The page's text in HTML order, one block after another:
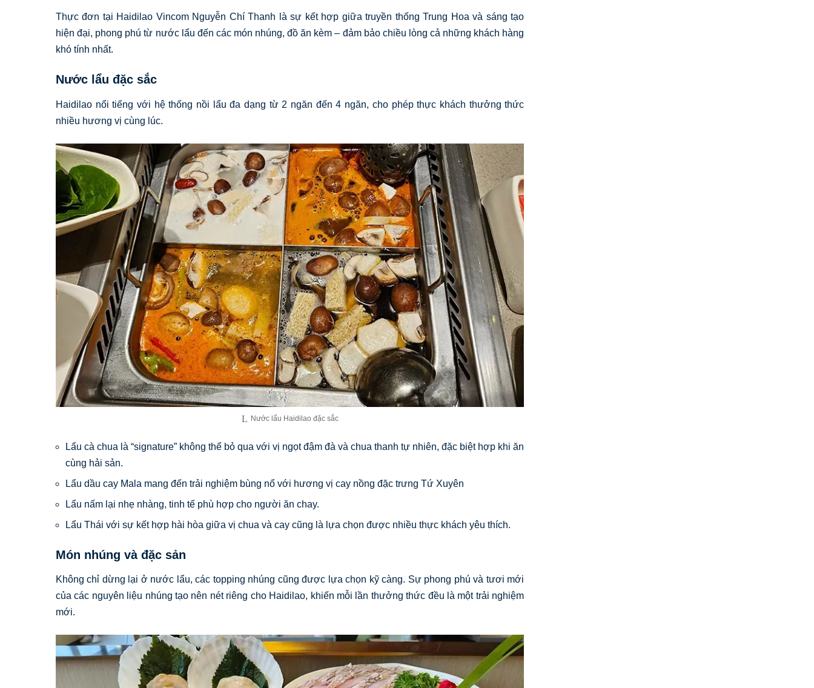
Thực đơn tại Haidilao Vincom Nguyễn Chí Thanh là sự kết hợp giữa truyền thống Trung Hoa và sáng tạo
hiện đại, phong phú từ nước lẩu đến các món nhúng, đồ ăn kèm – đảm bảo chiều lòng cả những khách hàng
khó tính nhất.
Nước lẩu đặc sắc
Haidilao nổi tiếng với hệ thống nồi lẩu đa dạng từ 2 ngăn đến 4 ngăn, cho phép thực khách thưởng thức
nhiều hương vị cùng lúc.
Nước lẩu Haidilao đặc sắc
Lẩu cà chua là “signature” không thể bỏ qua với vị ngọt đậm đà và chua thanh tự nhiên, đặc biệt hợp khi ăn
cùng hải sản.
Lẩu dầu cay Mala mang đến trải nghiệm bùng nổ với hương vị cay nồng đặc trưng Tứ Xuyên
Lẩu nấm lại nhẹ nhàng, tinh tế phù hợp cho người ăn chay.
Lẩu Thái với sự kết hợp hài hòa giữa vị chua và cay cũng là lựa chọn được nhiều thực khách yêu thích.
Món nhúng và đặc sản
Không chỉ dừng lại ở nước lẩu, các topping nhúng cũng được lựa chọn kỹ càng. Sự phong phú và tươi mới
của các nguyên liệu nhúng tạo nên nét riêng cho Haidilao, khiến mỗi lần thưởng thức đều là một trải nghiệm
mới.